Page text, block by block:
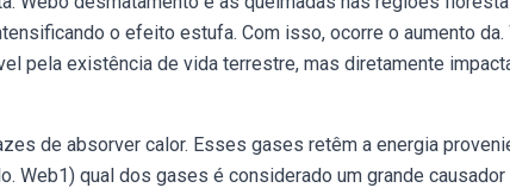
o efeito estufa. Com isso, ocorre o aumento da.
pela existência de vida terrestre, mas diretamente
de absorver calor. Esses gases retêm a energia
Web1) qual dos gases é considerado um grande causador